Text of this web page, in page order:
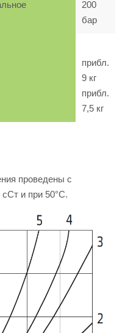
200
бар
прибл.
9 кг
прибл.
7,5 кг
проведены с
и при 50°C.